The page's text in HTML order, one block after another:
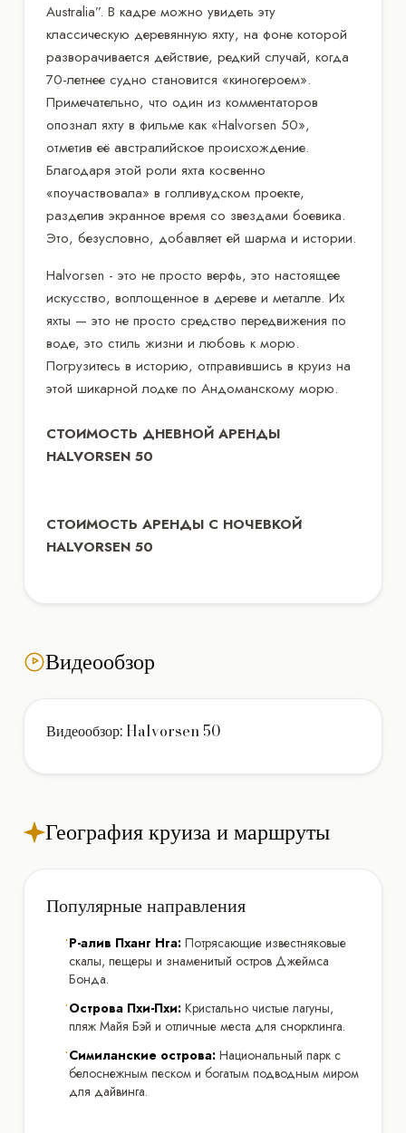
Australia”. В кадре можно увидеть эту
классическую деревянную яхту, на фоне которой
разворачивается действие, редкий случай, когда
70-летнее судно становится «киногероем».
Примечательно, что один из комментаторов
опознал яхту в фильме как «Halvorsen 50»,
отметив её австралийское происхождение.
Благодаря этой роли яхта косвенно
«поучаствовала» в голливудском проекте,
разделив экранное время со звездами боевика.
Это, безусловно, добавляет ей шарма и истории.
Halvorsen - это не просто верфь, это настоящее
искусство, воплощенное в дереве и металле. Их
яхты — это не просто средство передвижения по
воде, это стиль жизни и любовь к морю.
Погрузитесь в историю, отправившись в круиз на
этой шикарной лодке по Андоманскому морю.
СТОИМОСТЬ ДНЕВНОЙ АРЕНДЫ
HALVORSEN 50
СТОИМОСТЬ АРЕНДЫ С НОЧЕВКОЙ
HALVORSEN 50
Видеообзор
Видеообзор: Halvorsen 50
География круиза и маршруты
Популярные направления
•Р-алив Пханг Нга: Потрясающие известняковые
скалы, пещеры и знаменитый остров Джеймса
Бонда.
•Острова Пхи-Пхи: Кристально чистые лагуны,
пляж Майя Бэй и отличные места для снорклинга.
•Симиланские острова: Национальный парк с
белоснежным песком и богатым подводным миром
для дайвинга.